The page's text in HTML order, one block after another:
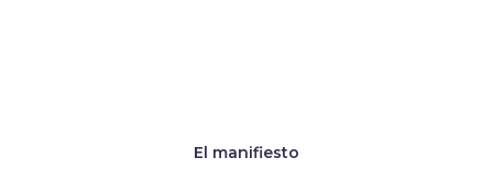
El manifiesto